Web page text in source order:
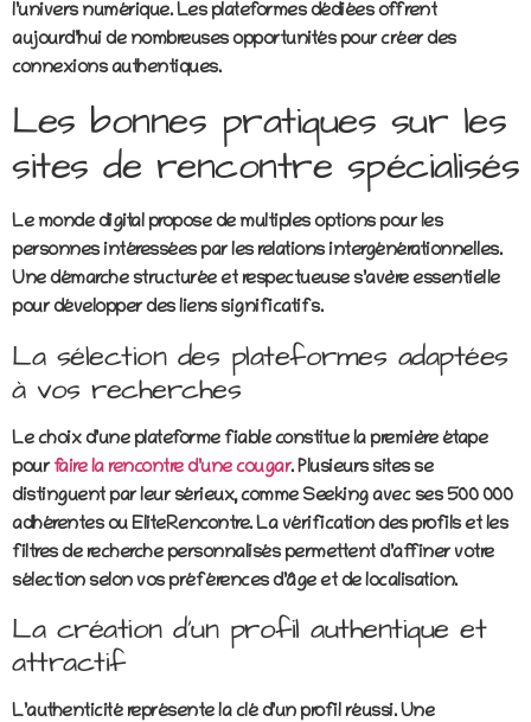
l’univers numérique. Les plateformes dédiées offrent
aujourd’hui de nombreuses opportunités pour créer des
connexions authentiques.
Les bonnes pratiques sur les
sites de rencontre spécialisés
Le monde digital propose de multiples options pour les
personnes intéressées par les relations intergénérationnelles.
Une démarche structurée et respectueuse s’avère essentielle
pour développer des liens significatifs.
La sélection des plateformes adaptées
à vos recherches
Le choix d’une plateforme fiable constitue la première étape
pourfaire la rencontre d’une cougar. Plusieurs sites se
distinguent par leur sérieux, comme Seeking avec ses 500 000
adhérentes ou EliteRencontre. La vérification des profils et les
filtres de recherche personnalisés permettent d’affiner votre
sélection selon vos préférences d’âge et de localisation.
La création d’un profil authentique et
attractif
L’authenticité représente la clé d’un profil réussi. Une